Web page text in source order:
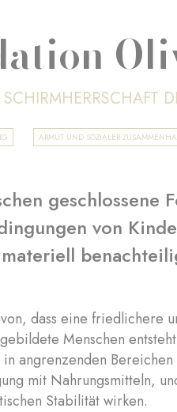
ARMUT UND SOZIALER
geschlossene
von
dass eine friedlichere
Menschen
angrenzenden
mit Nahrungsmitteln,
Stabilität wirken.